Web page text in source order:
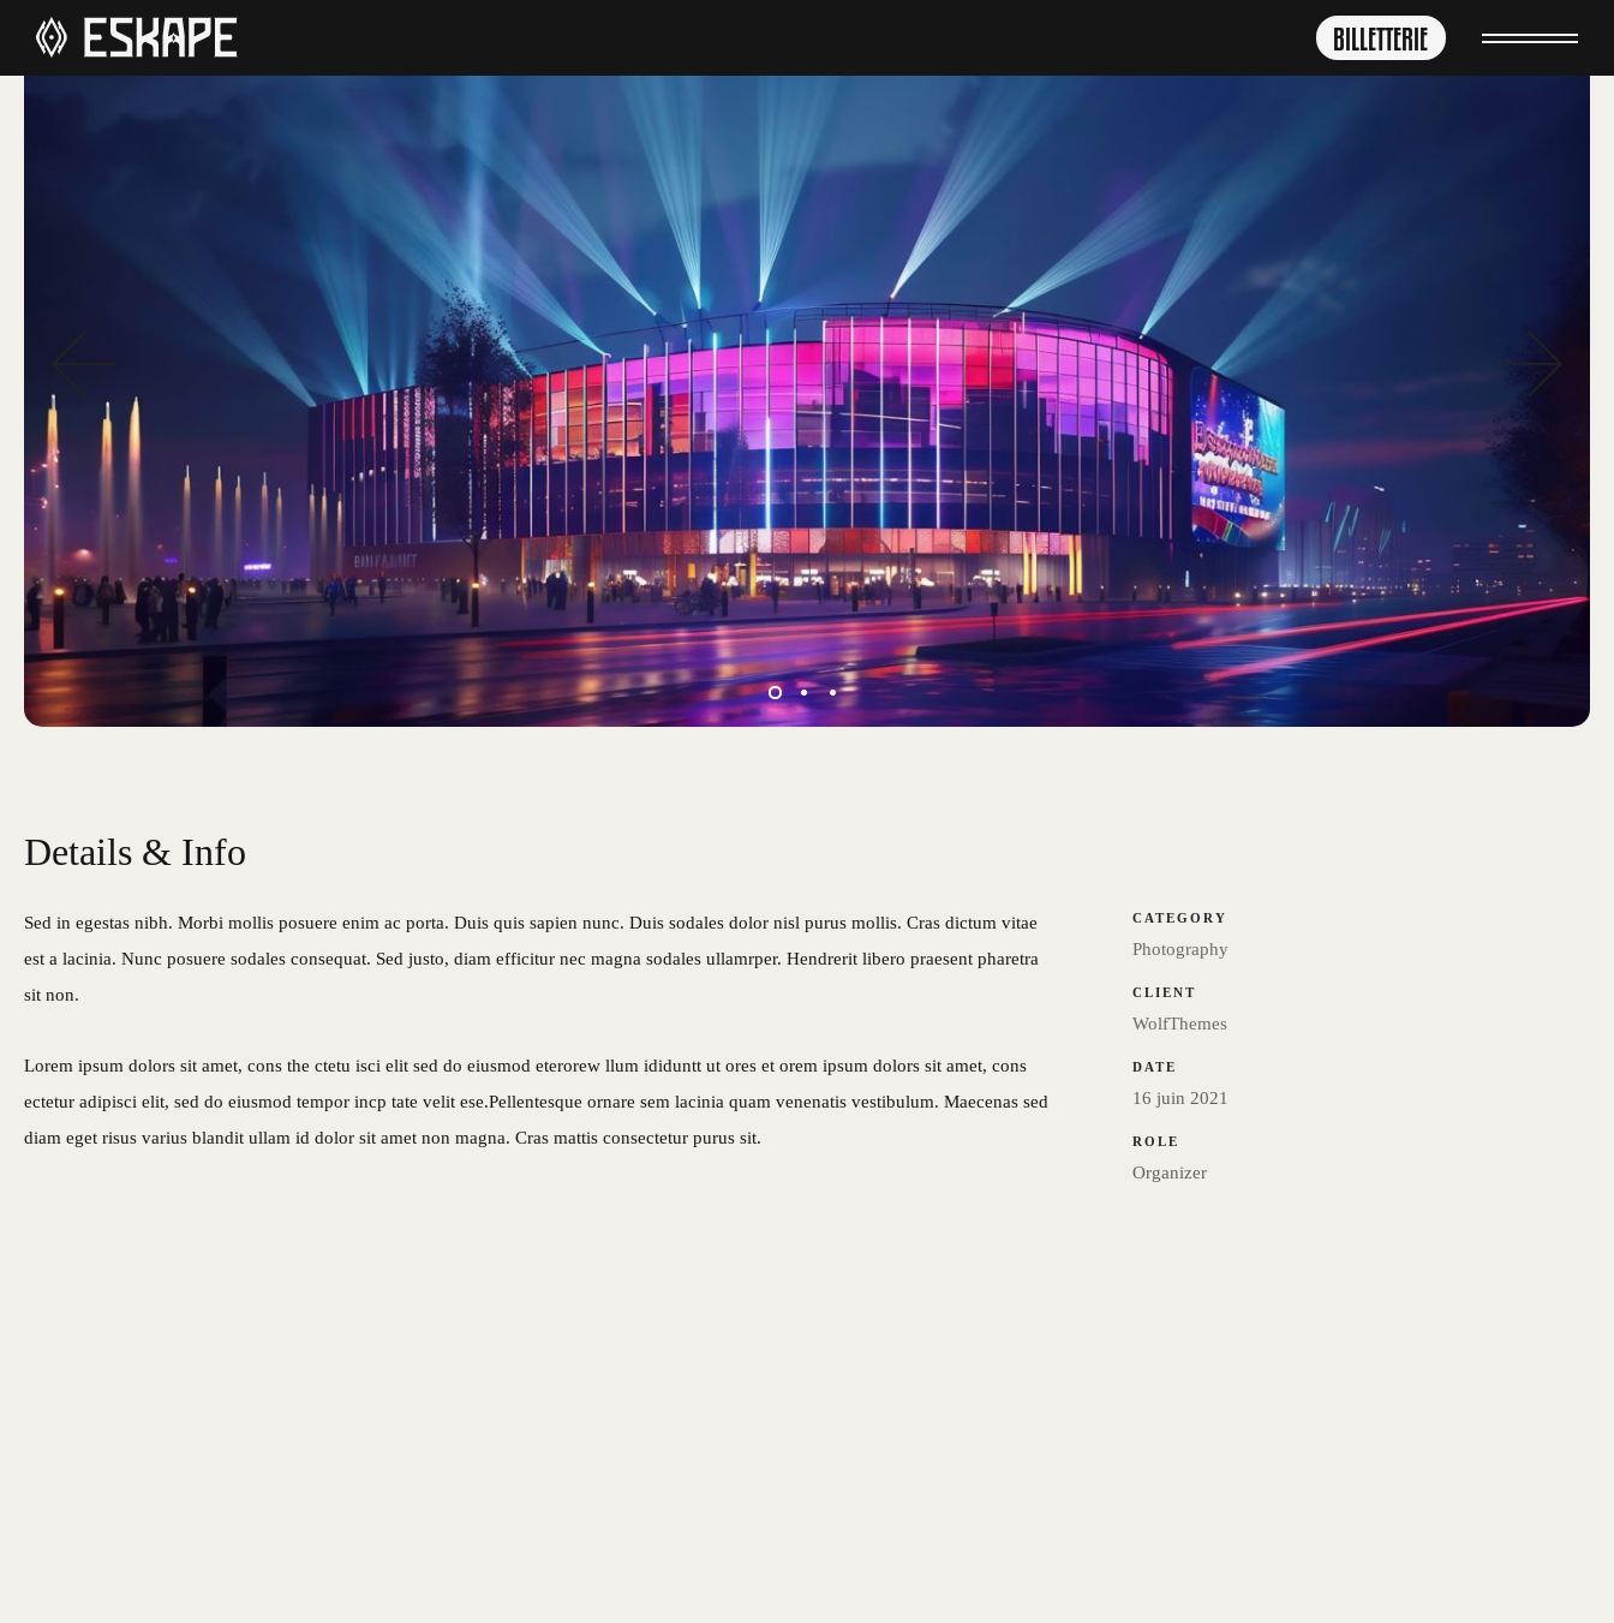
BILLETTERIE
Details & Info
Sed in egestas nibh. Morbi mollis posuere enim ac porta. Duis quis sapien nunc. Duis sodales dolor nisl purus mollis. Cras dictum vitae
est a lacinia. Nunc posuere sodales consequat. Sed justo, diam efficitur nec magna sodales ullamrper. Hendrerit libero praesent pharetra
sit non.
Lorem ipsum dolors sit amet, cons the ctetu isci elit sed do eiusmod eterorew llum ididuntt ut ores et orem ipsum dolors sit amet, cons
ectetur adipisci elit, sed do eiusmod tempor incp tate velit ese.Pellentesque ornare sem lacinia quam venenatis vestibulum. Maecenas sed
diam eget risus varius blandit ullam id dolor sit amet non magna. Cras mattis consectetur purus sit.
CATEGORY
Photography
CLIENT
WolfThemes
DATE
16 juin 2021
ROLE
Organizer